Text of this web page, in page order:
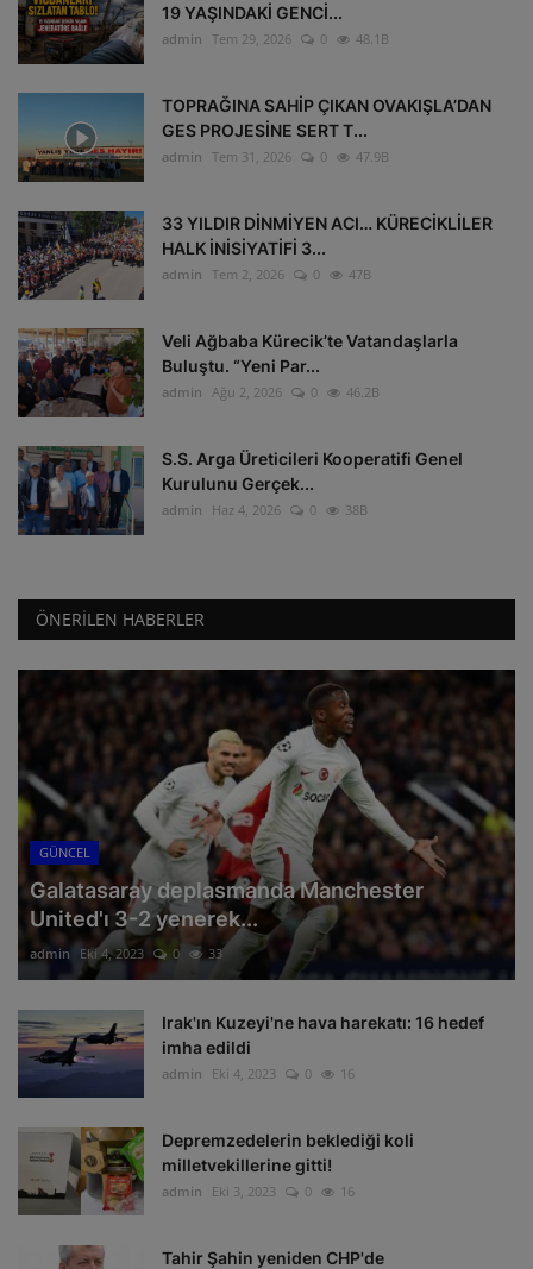
19 YAŞINDAKİ GENCİ...
admin Tem 29, 2026 0 48.1B
TOPRAĞINA SAHİP ÇIKAN OVAKIŞLA’DAN
GES PROJESİNE SERT T...
admin Tem 31, 2026 0 47.9B
33 YILDIR DİNMİYEN ACI… KÜRECİKLİLER
HALK İNİSİYATİFİ 3...
admin Tem 2, 2026 0 47B
Veli Ağbaba Kürecik’te Vatandaşlarla
Buluştu. “Yeni Par...
admin Ağu 2, 2026 0 46.2B
S.S. Arga Üreticileri Kooperatifi Genel
Kurulunu Gerçek...
admin Haz 4, 2026 0 38B
ÖNERILEN HABERLER
GÜNCEL
Galatasaray deplasmanda Manchester
United'ı 3-2 yenerek...
admin Eki 4, 2023 0 33
Irak'ın Kuzeyi'ne hava harekatı: 16 hedef
imha edildi
admin Eki 4, 2023 0 16
Depremzedelerin beklediği koli
milletvekillerine gitti!
admin Eki 3, 2023 0 16
Tahir Şahin yeniden CHP'de